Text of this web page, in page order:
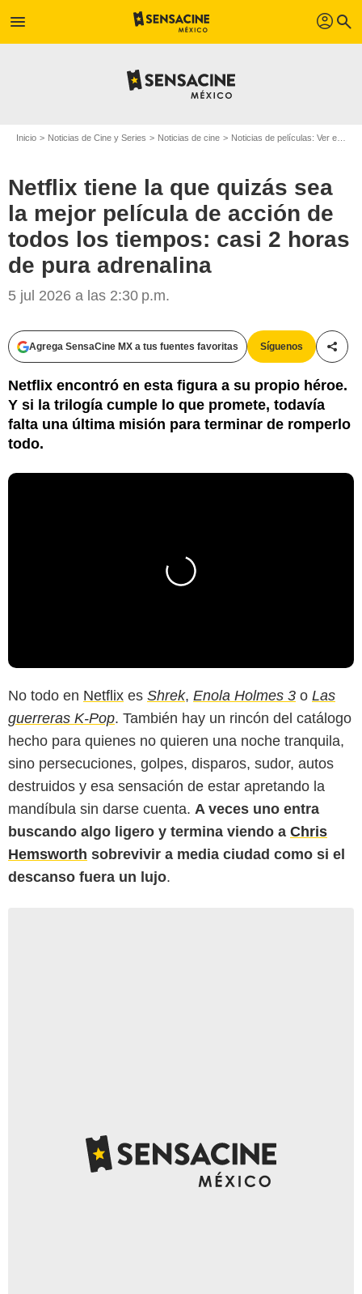
menu profil search
Inicio Noticias de Cine y Series Noticias de cine Noticias de películas: Ver en la web
Netflix tiene la que quizás sea
la mejor película de acción de
todos los tiempos: casi 2 horas
de pura adrenalina
5 jul 2026 a las 2:30 p.m.
Agrega SensaCine MX a tus fuentes favoritas Síguenos
Netflix encontró en esta figura a su propio héroe.
Y si la trilogía cumple lo que promete, todavía
falta una última misión para terminar de romperlo
todo.
No todo en Netflix es Shrek, Enola Holmes 3 o Las
guerreras K-Pop. También hay un rincón del catálogo
hecho para quienes no quieren una noche tranquila,
sino persecuciones, golpes, disparos, sudor, autos
destruidos y esa sensación de estar apretando la
mandíbula sin darse cuenta. A veces uno entra
buscando algo ligero y termina viendo a Chris
Hemsworth sobrevivir a media ciudad como si el
descanso fuera un lujo.